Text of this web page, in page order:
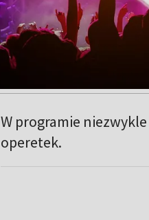
W programie
operetek.